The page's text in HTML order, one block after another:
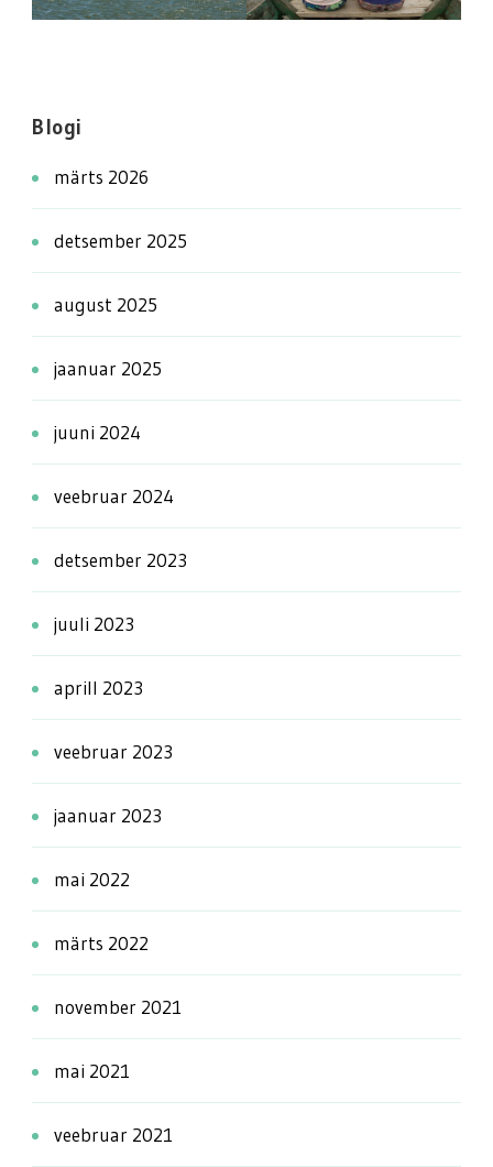
Blogi
märts 2026
detsember 2025
august 2025
jaanuar 2025
juuni 2024
veebruar 2024
detsember 2023
juuli 2023
aprill 2023
veebruar 2023
jaanuar 2023
mai 2022
märts 2022
november 2021
mai 2021
veebruar 2021